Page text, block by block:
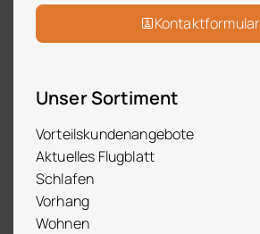
Kontaktformular
Unser Sortiment
Vorteilskundenangebote
Aktuelles Flugblatt
Schlafen
Vorhang
Wohnen